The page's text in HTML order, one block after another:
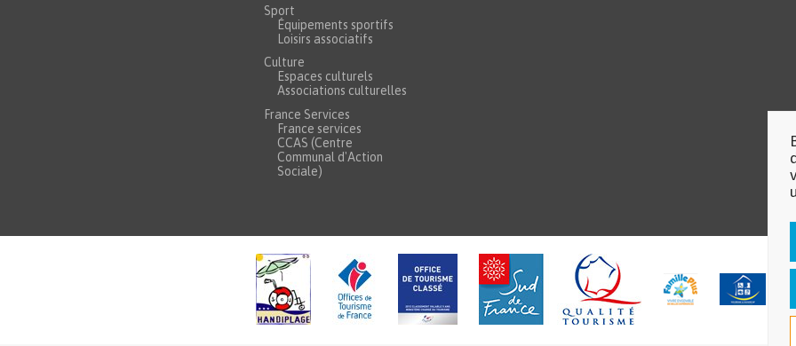
Sport
Équipements sportifs
Loisirs associatifs
Culture
Espaces culturels
Associations culturelles
France Services
France services
CCAS (Centre
Communal d'Action
Sociale)